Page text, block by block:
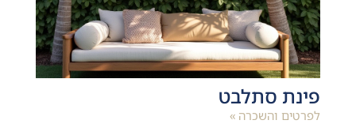
פינת סתלבט
לפרטים והשכרה »